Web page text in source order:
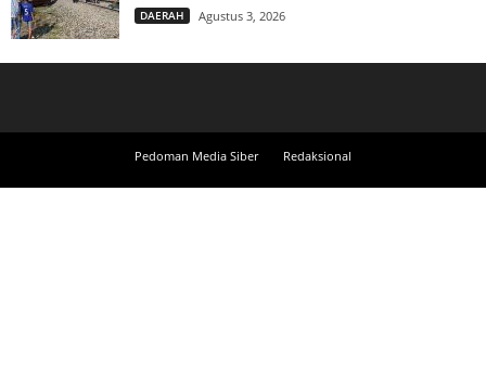
DAERAH Agustus 3, 2026
Pedoman Media Siber Redaksional